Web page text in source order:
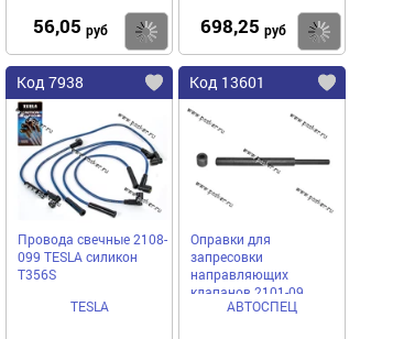
56,05 руб Купить
698,25 руб
Код 7938
Провода свечные 2108-
099 TESLA силикон
T356S
TESLA
Код 13601
Оправки для
запресовки
направляющих
клапанов 2101-09
АВТОСПЕЦ
АВТОСПЕЦ